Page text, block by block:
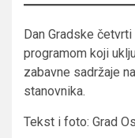
Dan Gradske
programom koji
zabavne sadržaje
stanovnika.
Tekst i foto: Grad